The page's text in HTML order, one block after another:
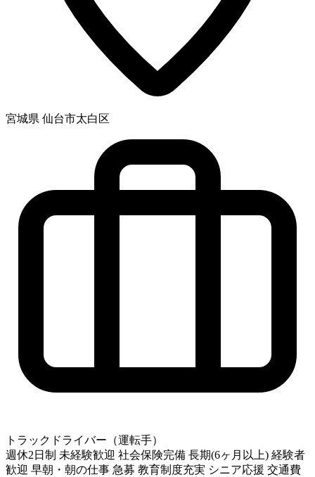
宮城県 仙台市太白区
トラックドライバー（運転手）
週休2日制 未経験歓迎 社会保険完備 長期(6ヶ月以上) 経験者
歓迎 早朝・朝の仕事 急募 教育制度充実 シニア応援 交通費